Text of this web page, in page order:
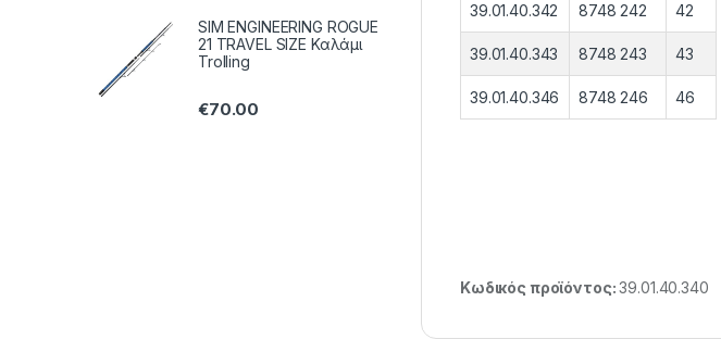
39.01.40.342 8748 242 42
39.01.40.343 8748 243 43
39.01.40.346 8748 246 46
Κωδικός προϊόντος:39.01.40.340
SIM ENGINEERING ROGUE
21 TRAVEL SIZE Καλάμι
Trolling
€70.00